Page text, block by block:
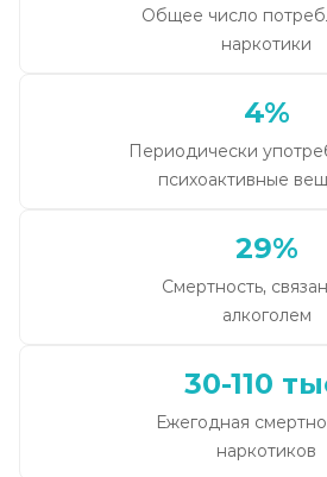
Общее число
наркотики
4%
Периодически
психоактивные
29%
Смертность,
алкоголем
30-110
Ежегодная
наркотиков